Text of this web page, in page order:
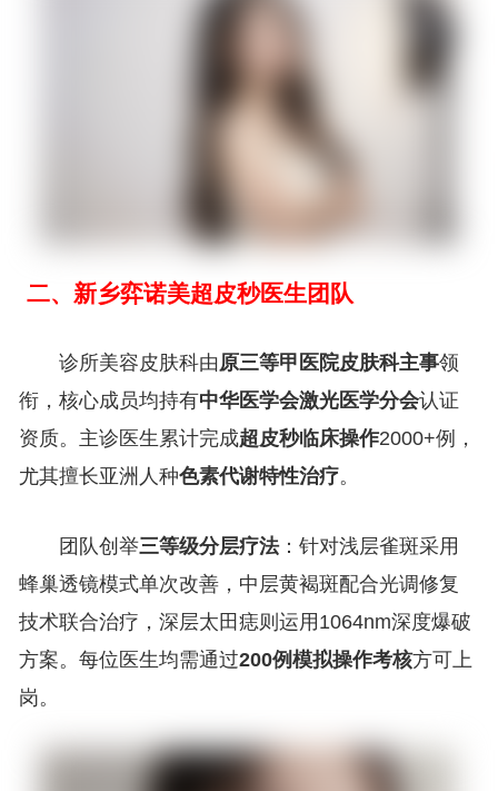
二、新乡弈诺美超皮秒医生团队
诊所美容皮肤科由原三等甲医院皮肤科主事领
衔，核心成员均持有中华医学会激光医学分会认证
资质。主诊医生累计完成超皮秒临床操作2000+例，
尤其擅长亚洲人种色素代谢特性治疗。
团队创举三等级分层疗法：针对浅层雀斑采用
蜂巢透镜模式单次改善，中层黄褐斑配合光调修复
技术联合治疗，深层太田痣则运用1064nm深度爆破
方案。每位医生均需通过200例模拟操作考核方可上
岗。